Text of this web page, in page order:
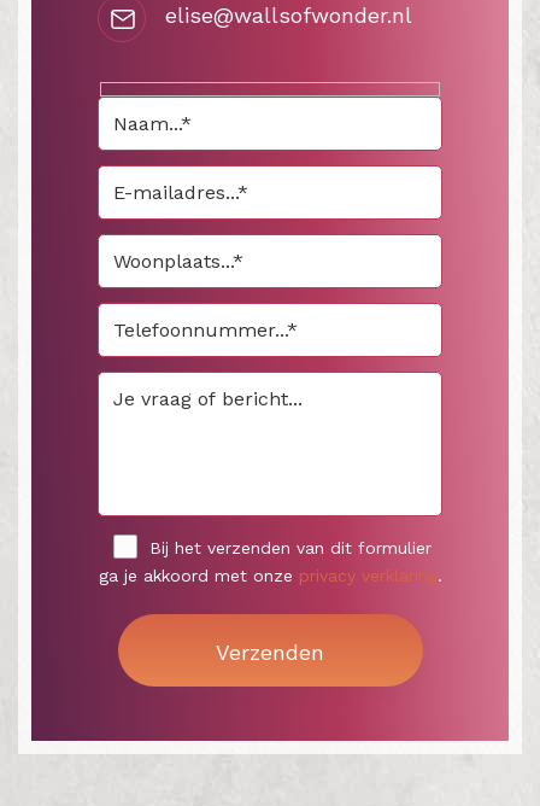
elise@wallsofwonder.nl
Bij het verzenden van dit formulier
ga je akkoord met onze privacy verklaring.